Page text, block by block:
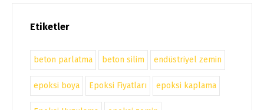
Etiketler
beton parlatma beton silim endüstriyel zemin
epoksi boya Epoksi Fiyatları epoksi kaplama